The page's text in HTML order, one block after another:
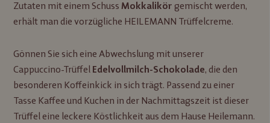
Zutaten mit einem Schuss Mokkalikör gemischt werden,
erhält man die vorzügliche HEILEMANN Trüffelcreme.
Gönnen Sie sich eine Abwechslung mit unserer
Cappuccino-Trüffel Edelvollmilch-Schokolade, die den
besonderen Koffeinkick in sich trägt. Passend zu einer
Tasse Kaffee und Kuchen in der Nachmittagszeit ist dieser
Trüffel eine leckere Köstlichkeit aus dem Hause Heilemann.